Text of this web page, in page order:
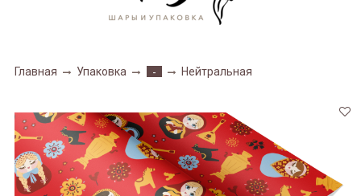
Главная Упаковка - Нейтральная